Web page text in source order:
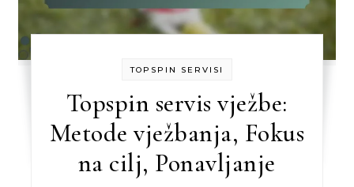
TOPSPIN SERVISI
Topspin servis vježbe:
Metode vježbanja, Fokus
na cilj, Ponavljanje